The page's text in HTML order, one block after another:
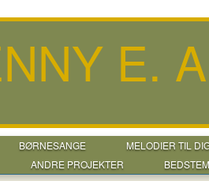
E.
BØRNESANGE
MELODIER TIL
ANDRE PROJEKTER